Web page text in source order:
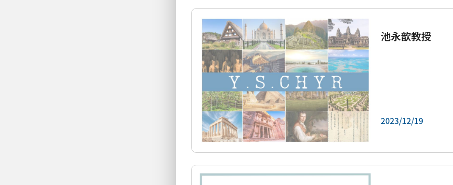
池永歆教授
2023/12/19